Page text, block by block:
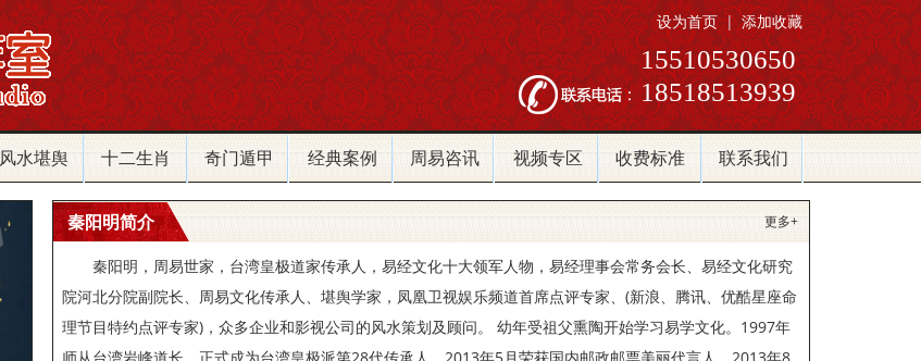
设为首页 | 添加收藏
15510530650
18518513939
风水堪舆 十二生肖 奇门遁甲 经典案例 周易咨讯 视频专区 收费标准 联系我们
秦阳明简介 更多+
秦阳明，周易世家，台湾皇极道家传承人，易经文化十大领军人物，易经理事会常务会长、易经文化研究
院河北分院副院长、周易文化传承人、堪舆学家，凤凰卫视娱乐频道首席点评专家、(新浪、腾讯、优酷星座命
理节目特约点评专家)，众多企业和影视公司的风水策划及顾问。 幼年受祖父熏陶开始学习易学文化。1997年